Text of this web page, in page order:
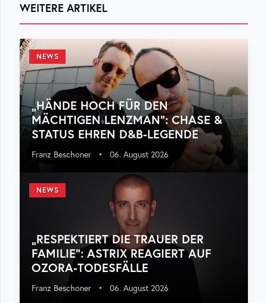
WEITERE ARTIKEL
NEWS
„HÄNDE HOCH FÜR DEN
MÄCHTIGEN LENZMAN“: CHASE &
STATUS EHREN D&B-LEGENDE
Franz Beschoner • 06. August 2026
NEWS
„RESPEKTIERT DIE TRAUER DER
FAMILIE“: ASTRIX REAGIERT AUF
OZORA-TODESFÄLLE
Franz Beschoner • 06. August 2026